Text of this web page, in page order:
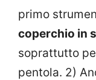
primo
coperchio in
soprattutto
pentola. 2)